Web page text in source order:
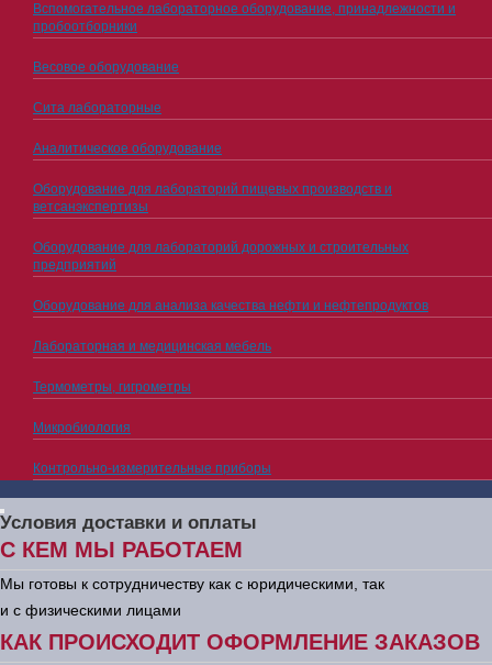
Вспомогательное лабораторное оборудование, принадлежности и
пробоотборники
Весовое оборудование
Сита лабораторные
Аналитическое оборудование
Оборудование для лабораторий пищевых производств и
ветсанэкспертизы
Оборудование для лабораторий дорожных и строительных
предприятий
Оборудование для анализа качества нефти и нефтепродуктов
Лабораторная и медицинская мебель
Термометры, гигрометры
Микробиология
Контрольно-измерительные приборы
Условия доставки и оплаты
С КЕМ МЫ РАБОТАЕМ
Мы готовы к сотрудничеству как с юридическими, так
и с физическими лицами
КАК ПРОИСХОДИТ ОФОРМЛЕНИЕ ЗАКАЗОВ